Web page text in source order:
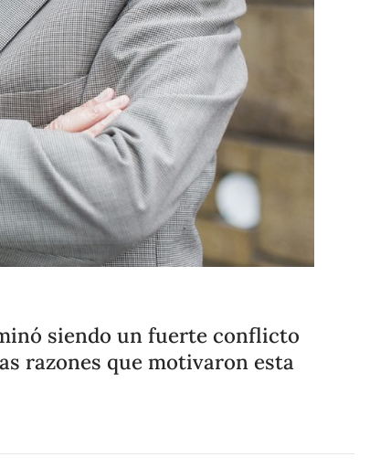
siendo un fuerte conflicto
razones que motivaron esta